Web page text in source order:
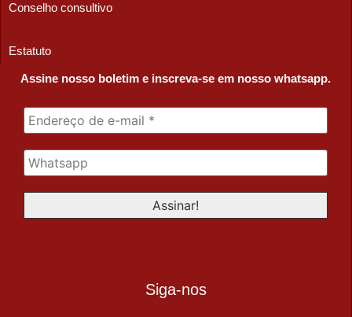
Conselho consultivo
Estatuto
Assine nosso boletim e inscreva-se em nosso whatsapp.
Siga-nos